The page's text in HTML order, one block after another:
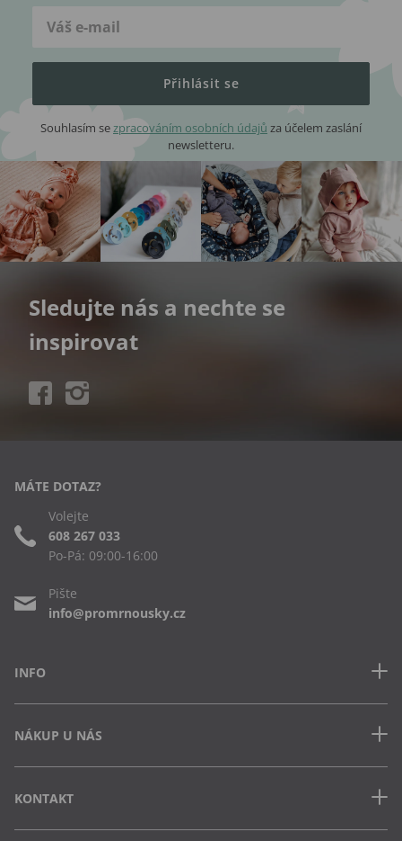
Přihlásit se
Souhlasím sezpracováním osobních údajů za účelem zaslání
newsletteru.
Sledujte nás a nechte se
inspirovat
INFO
Často kladené dotazy
Obchodní podmínky
Ochrana osobních údajů
NÁKUP U NÁS
Jak uplatnit slevový kód
Vrácení zboží a výměna
KONTAKT
MÁTE DOTAZ?
Volejte
608 267 033
Po-Pá: 09:00-16:00
Pište
info@promrnousky.cz